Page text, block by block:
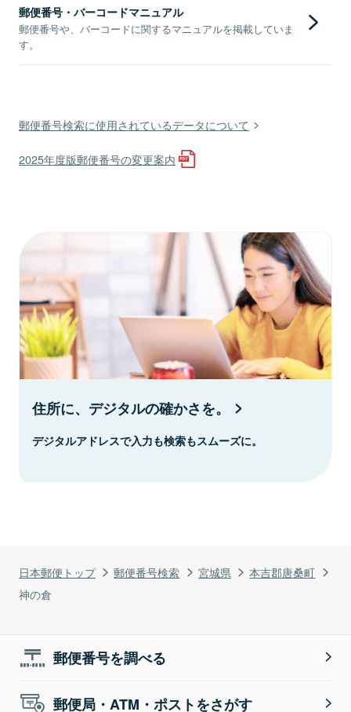
日本郵便トップ 郵便番号検索 宮城県
本吉郡唐桑町
神の倉
郵便番号・バーコードマニュアル
郵便番号や、バーコードに関するマニュアルを掲載していま
す。
郵便番号検索に使用されているデータについて
2025年度版郵便番号の変更案内
住所に、デジタルの確かさを。
デジタルアドレスで入力も検索もスムーズに。
郵便番号を調べる
郵便局・ATM・ポストをさがす